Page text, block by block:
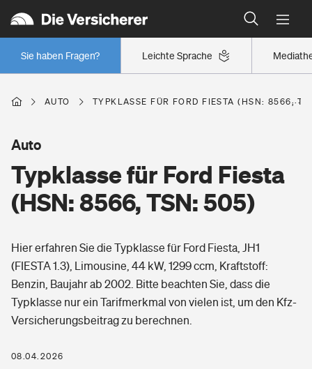
Leichte Sprache
Sie haben Fragen?
Wer versichert was: Jetzt Versicherer finden
Regionalklassen: So ist Ihre Region eingestuft
Wer versichert was: Jetzt Versicherer finden
Berufsunfähigkeitsversicherung
Erwerbsunfähigkeitsversicherung
Grundfähigkeitsversicherung
Arbeitsrechtsschutz
Berufshaftpflichtversicherung
Zur Übersicht
Wohnen
Elementarversicherung
Freizeit
Pri­vate Haft­pflicht­
Gesundheit
Private Krankenversicherung
AUTO TYPKLASSE FÜR FORD FIESTA (HSN: 8566,
Typklasse für Ford Fiesta
(HSN: 8566, TSN: 505)
Auto
Hier erfahren Sie die Typklasse für Ford Fiesta, JH1
(FIESTA 1.3), Limousine, 44 kW, 1299 ccm, Kraftstoff:
Benzin, Baujahr ab 2002. Bitte beachten Sie, dass die
Typklasse nur ein Tarifmerkmal von vielen ist, um den Kfz-
Versicherungsbeitrag zu berechnen.
08.04.2026